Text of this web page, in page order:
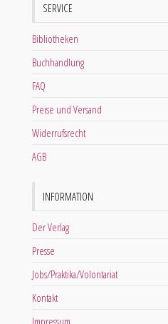
SERVICE
Bibliotheken
Buchhandlung
FAQ
Preise und Versand
Widerrufsrecht
AGB
INFORMATION
Der Verlag
Presse
Jobs/Praktika/Volontariat
Kontakt